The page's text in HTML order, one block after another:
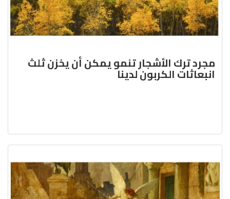
مجرد ترك الأشجار تنمو يمكن أن يخزن ثلث
انبعاثات الكربون لدينا